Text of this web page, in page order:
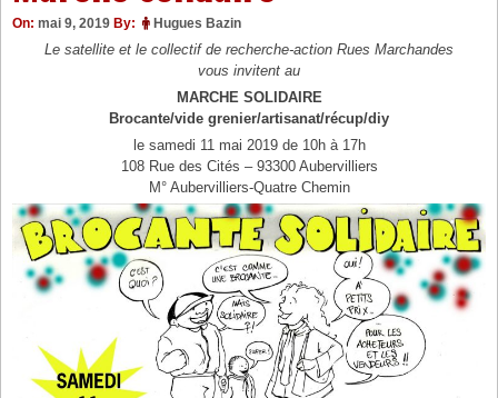
On: mai 9, 2019 By: Hugues Bazin
Le satellite et le collectif de recherche-action Rues Marchandes
vous invitent au
MARCHE SOLIDAIRE
Brocante/vide grenier/artisanat/récup/diy
le samedi 11 mai 2019 de 10h à 17h
108 Rue des Cités – 93300 Aubervilliers
M° Aubervilliers-Quatre Chemin